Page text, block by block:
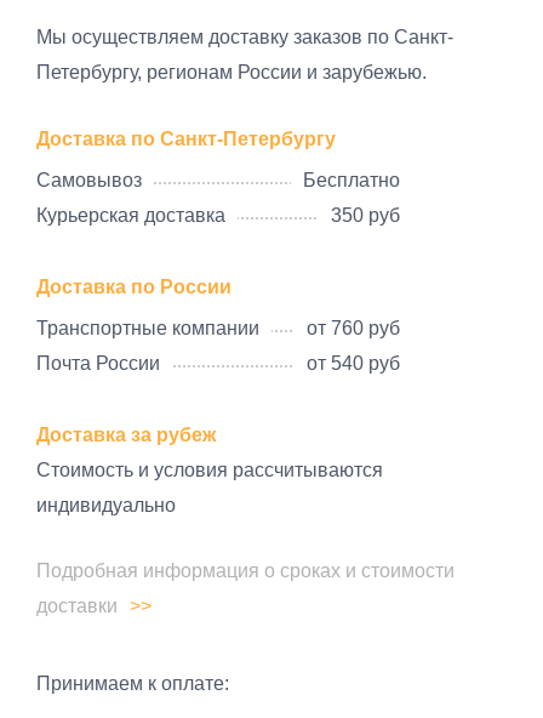
Мы осуществляем доставку заказов по Санкт-
Петербургу, регионам России и зарубежью.
Доставка по Санкт-Петербургу
Самовывоз
Бесплатно
Курьерская доставка
350 руб
Доставка по России
Транспортные компании
от 760 руб
Почта России
от 540 руб
Доставка за рубеж
Стоимость и условия рассчитываются
индивидуально
Подробная информация о сроках и стоимости
доставки
Принимаем к оплате: